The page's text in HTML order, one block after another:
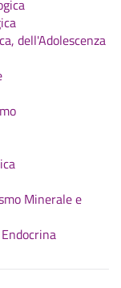
dell'Adolescenza
Minerale e